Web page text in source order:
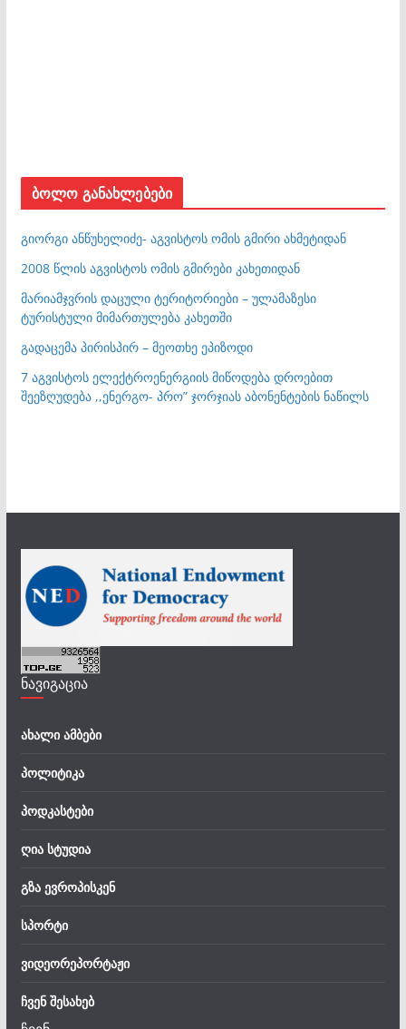
ბოლო განახლებები
გიორგი ანწუხელიძე- აგვისტოს ომის გმირი ახმეტიდან
2008 წლის აგვისტოს ომის გმირები კახეთიდან
მარიამჯვრის დაცული ტერიტორიები – ულამაზესი
ტურისტული მიმართულება კახეთში
გადაცემა პირისპირ – მეოთხე ეპიზოდი
7 აგვისტოს ელექტროენერგიის მიწოდება დროებით
შეეზღუდება ,,ენერგო- პრო” ჯორჯიას აბონენტების ნაწილს
ნავიგაცია
ახალი ამბები
პოლიტიკა
პოდკასტები
ღია სტუდია
გზა ევროპისკენ
სპორტი
ვიდეორეპორტაჟი
ჩვენ შესახებ